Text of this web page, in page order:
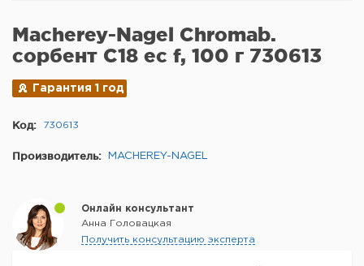
Macherey-Nagel Chromab.
сорбент C18 ec f, 100 г 730613
Гарантия 1 год
Код: 730613
Производитель: MACHEREY-NAGEL
Онлайн консультант
Анна Головацкая
Получить консультацию эксперта